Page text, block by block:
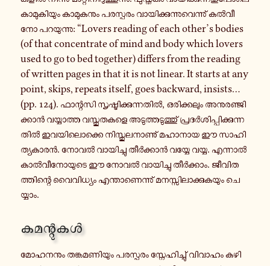
കാ​മു​കി​യും കാ​മു​ക​നും പര​സ്പ​രം വാ​യി​ക്കു​ന്നു​വെ​ന്നു് കൽ​വീ​
നോ പറ​യു​ന്നു: “Lovers reading of each other’s bodies
(of that concentrate of mind and body which lovers
used to go to bed together) differs from the reading
of written pages in that it is not linear. It starts at any
point, skips, repeats itself, goes backward, insists…
(pp. 124). ഫാ​ന്റ​സി സൃ​ഷ്ടി​ക്കു​ന്ന​തിൽ, ഒരി​ക്ക​ലും അനു​ര​ഞ്ജി​
ക്കാൻ വയ്യാ​ത്ത വസ്തു​ത​ക​ളെ അടു​ത്ത​ടു​ത്തു് പ്ര​ദർ​ശി​പ്പി​ക്കു​ന്ന​
തിൽ ഇവ​യി​ലൊ​ക്കെ നി​സ്തു​ല​നാ​ണു് മഹാ​നായ ഈ സാ​ഹി​
ത്യ​കാ​രൻ. നോവൽ വാ​യി​ച്ചു തീർ​ക്കാൻ വയ്യേ വയ്യ. എന്നാൽ
കാൽ​വീ​നോ​യു​ടെ ഈ നോവൽ വാ​യി​ച്ചു തീർ​ക്കാം. ജീ​വി​ത​
ത്തി​ന്റെ വൈ​വി​ധ്യം എന്താ​ണെ​ന്നു് മന​സ്സി​ലാ​ക്കു​ക​യും ചെ​
യ്യാം.
കമ​ന്റു​കൾ
മോ​ഹ​ന​നും തങ്ക​മ​ണി​യും പര​സ്പ​രം സ്നേ​ഹി​ച്ചു് വി​വാ​ഹം കഴി​